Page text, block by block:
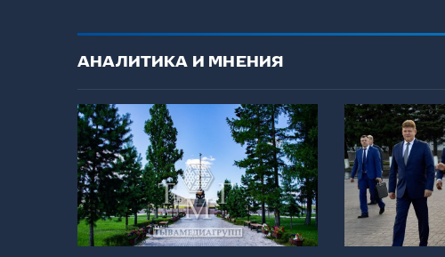
АНАЛИТИКА И МНЕНИЯ